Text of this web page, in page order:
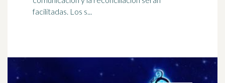
facilitadas. Los s...